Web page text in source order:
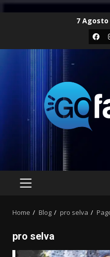
7 Agosto
PRIMARY
Home Blog pro selva
pro selva